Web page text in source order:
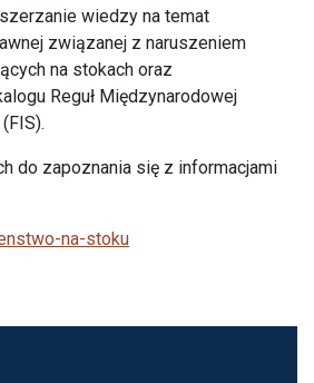
wiedzy na temat
związanej z naruszeniem
na stokach oraz
Reguł Międzynarodowej
do zapoznania się z informacjami
na-stoku